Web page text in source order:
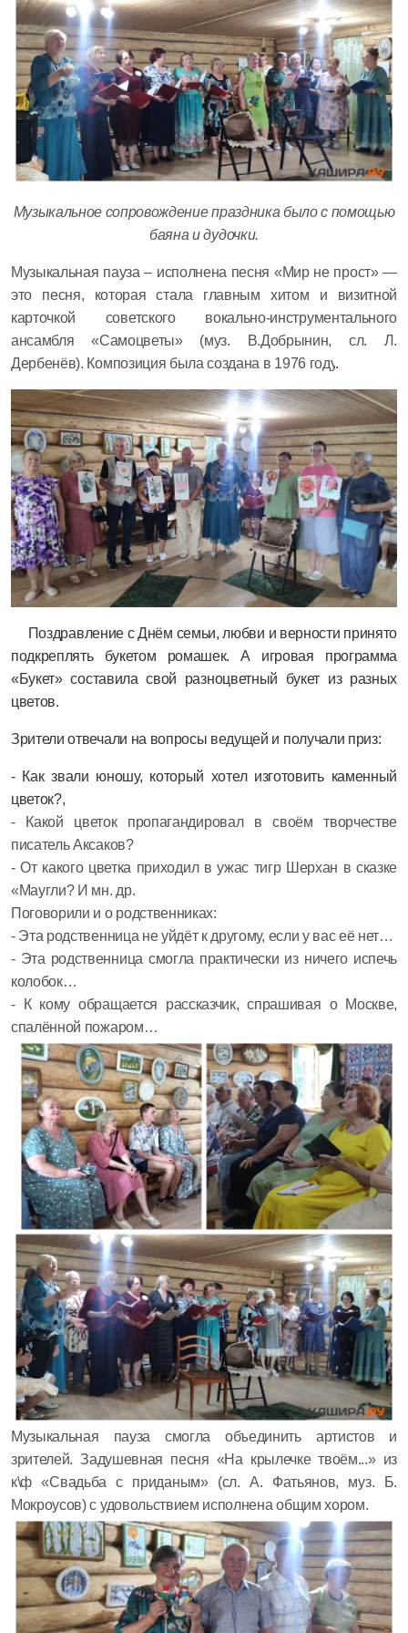
Музыкальное сопровождение праздника было с помощью
баяна и дудочки.
Музыкальная пауза – исполнена песня «Мир не прост» —
это песня, которая стала главным хитом и визитной
карточкой советского вокально-инструментального
ансамбля «Самоцветы» (муз. В.Добрынин, сл. Л.
Дербенёв). Композиция была создана в 1976 году.
Поздравление с Днём семьи, любви и верности принято
подкреплять букетом ромашек. А игровая программа
«Букет» составила свой разноцветный букет из разных
цветов.
Зрители отвечали на вопросы ведущей и получали приз:
- Как звали юношу, который хотел изготовить каменный
цветок?,
- Какой цветок пропагандировал в своём творчестве
писатель Аксаков?
- От какого цветка приходил в ужас тигр Шерхан в сказке
«Маугли? И мн. др.
Поговорили и о родственниках:
- Эта родственница не уйдёт к другому, если у вас её нет…
- Эта родственница смогла практически из ничего испечь
колобок…
- К кому обращается рассказчик, спрашивая о Москве,
спалённой пожаром…
Музыкальная пауза смогла объединить артистов и
зрителей. Задушевная песня «На крылечке твоём...» из
к\ф «Свадьба с приданым» (сл. А. Фатьянов, муз. Б.
Мокроусов) с удовольствием исполнена общим хором.